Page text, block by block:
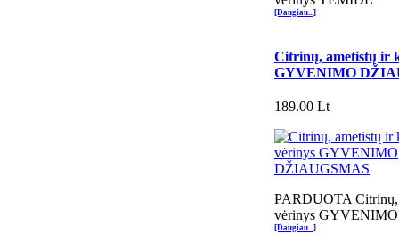
[Daugiau...]
Citrinų, ametistų ir
GYVENIMO
189.00 Lt
PARDUOTA Citrinų,
vėrinys
[Daugiau...]